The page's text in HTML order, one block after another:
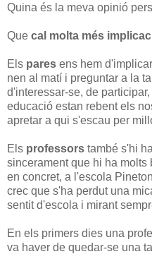
Quina és la meva opinió
Que cal molta més
Els pares ens hem
nen al matí i preguntar a la
d'interessar-se, de
educació estan rebent els
apretar a qui s'escau per
Els professors també s'hi
sincerament que hi ha molts
en concret, a l'escola
crec que s'ha perdut una
sentit d'escola i mirant
En els primers dies una
va haver de quedar-se una